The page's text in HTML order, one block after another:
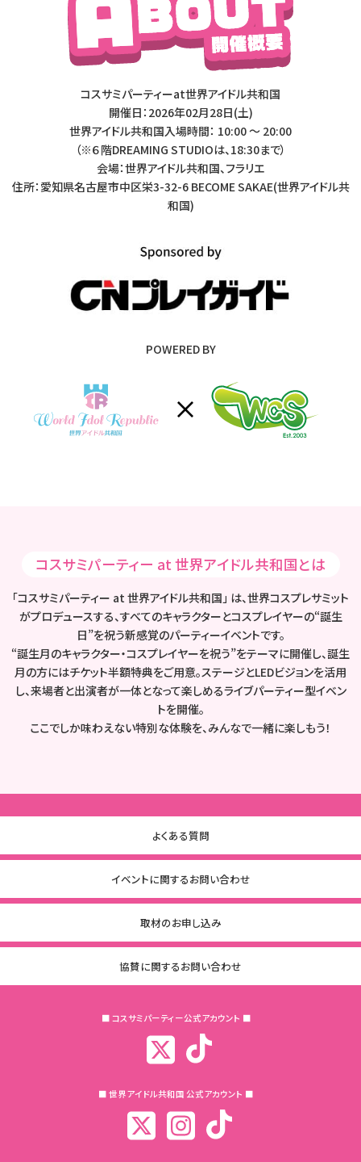
コスサミパーティーat世界アイドル共和国
開催日：2026年02月28日(土)
世界アイドル共和国入場時間： 10:00 〜 20:00
（※６階DREAMING STUDIOは、18:30まで）
会場：世界アイドル共和国、フラリエ
住所：愛知県名古屋市中区栄3-32-6 BECOME SAKAE(世界アイドル共
和国)
POWERED BY
コスサミパーティー at 世界アイドル共和国とは
「コスサミパーティー at 世界アイドル共和国」 は、世界コスプレサミット
がプロデュースする、すべてのキャラクターとコスプレイヤーの“誕生
日”を祝う新感覚のパーティーイベントです。
“誕生月のキャラクター・コスプレイヤーを祝う”をテーマに開催し、誕生
月の方にはチケット半額特典をご用意。ステージとLEDビジョンを活用
し、来場者と出演者が一体となって楽しめるライブパーティー型イベン
トを開催。
ここでしか味わえない特別な体験を、みんなで一緒に楽しもう！
よくある質問
イベントに関するお問い合わせ
取材のお申し込み
協賛に関するお問い合わせ
■ コスサミパーティー公式アカウント ■
■ 世界アイドル共和国 公式アカウント ■